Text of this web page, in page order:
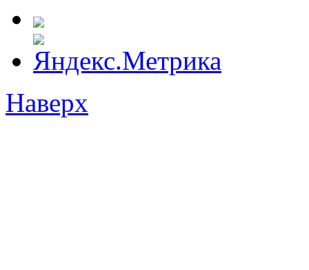
Наверх